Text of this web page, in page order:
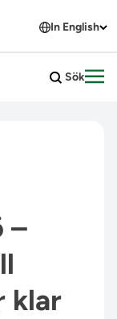
In English
Sök
–
klar